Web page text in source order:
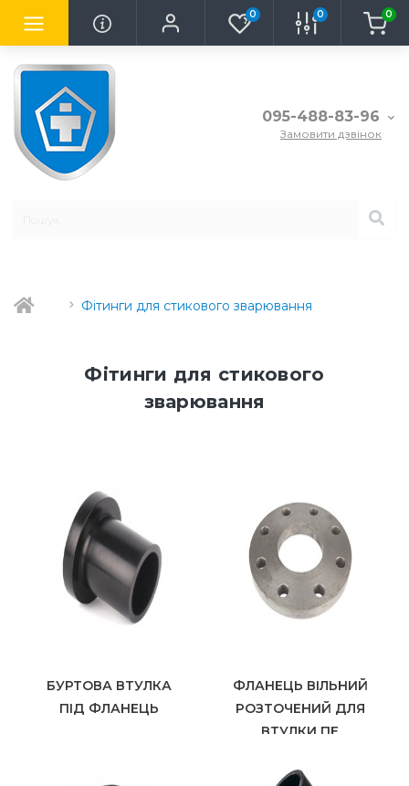
0 0 0
095-488-83-96
Замовити дзвінок
Фітинги для стикового зварювання
Фітинги для стикового
зварювання
БУРТОВА ВТУЛКА
ПІД ФЛАНЕЦЬ
ФЛАНЕЦЬ ВІЛЬНИЙ
РОЗТОЧЕНИЙ ДЛЯ
ВТУЛКИ ПЕ